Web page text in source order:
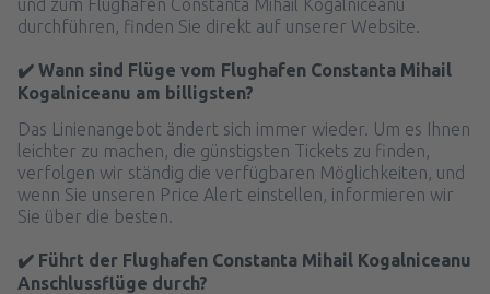
durchführen, finden Sie direkt auf unserer Website.
✔️ Wann sind Flüge vom Flughafen Constanta Mihail
Kogalniceanu am billigsten?
Das Linienangebot ändert sich immer wieder. Um es Ihnen
leichter zu machen, die günstigsten Tickets zu finden,
verfolgen wir ständig die verfügbaren Möglichkeiten, und
wenn Sie unseren Price Alert einstellen, informieren wir
Sie über die besten.
✔️ Führt der Flughafen Constanta Mihail Kogalniceanu
Anschlussflüge durch?